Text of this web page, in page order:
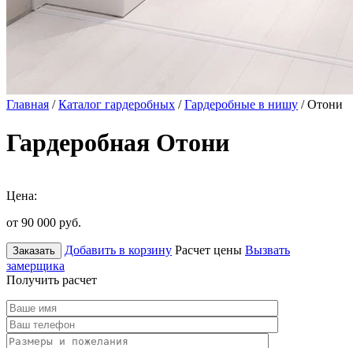
Главная /Каталог гардеробных /Гардеробные в нишу / Отони
Гардеробная Отони
Цена:
от 90 000 руб.
Заказать Добавить в корзину Расчет цены Вызвать
замерщика
Получить расчет